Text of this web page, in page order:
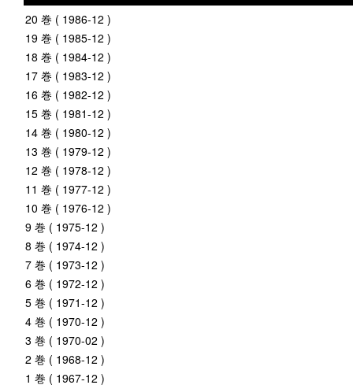
20 巻 ( 1986-12 )
19 巻 ( 1985-12 )
18 巻 ( 1984-12 )
17 巻 ( 1983-12 )
16 巻 ( 1982-12 )
15 巻 ( 1981-12 )
14 巻 ( 1980-12 )
13 巻 ( 1979-12 )
12 巻 ( 1978-12 )
11 巻 ( 1977-12 )
10 巻 ( 1976-12 )
9 巻 ( 1975-12 )
8 巻 ( 1974-12 )
7 巻 ( 1973-12 )
6 巻 ( 1972-12 )
5 巻 ( 1971-12 )
4 巻 ( 1970-12 )
3 巻 ( 1970-02 )
2 巻 ( 1968-12 )
1 巻 ( 1967-12 )